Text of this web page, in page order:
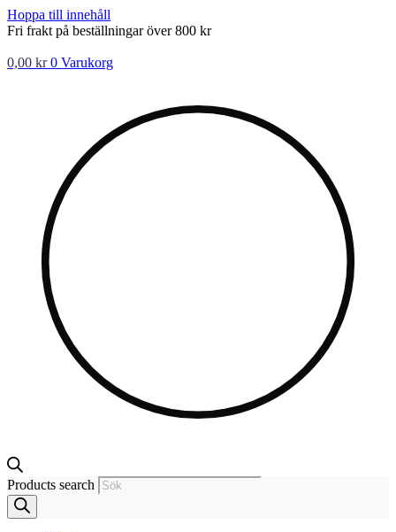
Hoppa till innehåll
Fri frakt på beställningar över 800 kr
0,00 kr 0 Varukorg
Products search